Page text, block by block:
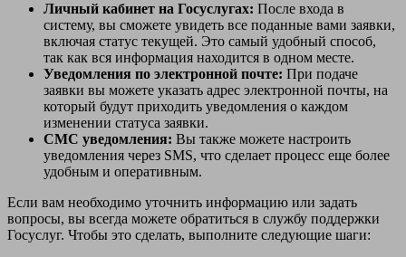
Личный кабинет на Госуслугах: После входа в
систему, вы сможете увидеть все поданные вами заявки,
включая статус текущей. Это самый удобный способ,
так как вся информация находится в одном месте.
Уведомления по электронной почте: При подаче
заявки вы можете указать адрес электронной почты, на
который будут приходить уведомления о каждом
изменении статуса заявки.
СМС уведомления: Вы также можете настроить
уведомления через SMS, что сделает процесс еще более
удобным и оперативным.
Если вам необходимо уточнить информацию или задать
вопросы, вы всегда можете обратиться в службу поддержки
Госуслуг. Чтобы это сделать, выполните следующие шаги: